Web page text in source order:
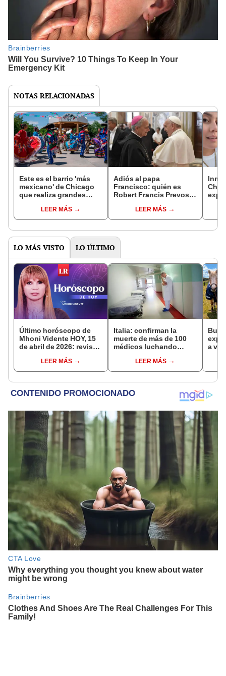
NOTAS RELACIONADAS
Este es el barrio 'más
mexicano' de Chicago
que realiza grandes
Cinco de mayo en EEUU
LEER MÁS
Adiós al papa
Francisco: quién es
Robert Francis Prevost,
reside en Perú y podría
ser el nuevo Padre
LEER MÁS
LO MÁS VISTO LO ÚLTIMO
Último horóscopo de
Mhoni Vidente HOY, 15
de abril de 2026: revisa
signo y entérate si te
espera un día
LEER MÁS
Italia: confirman la
muerte de más de 100
médicos luchando
LEER MÁS
a
y